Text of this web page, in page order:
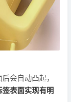
会自动凸起，
签表面实现有明